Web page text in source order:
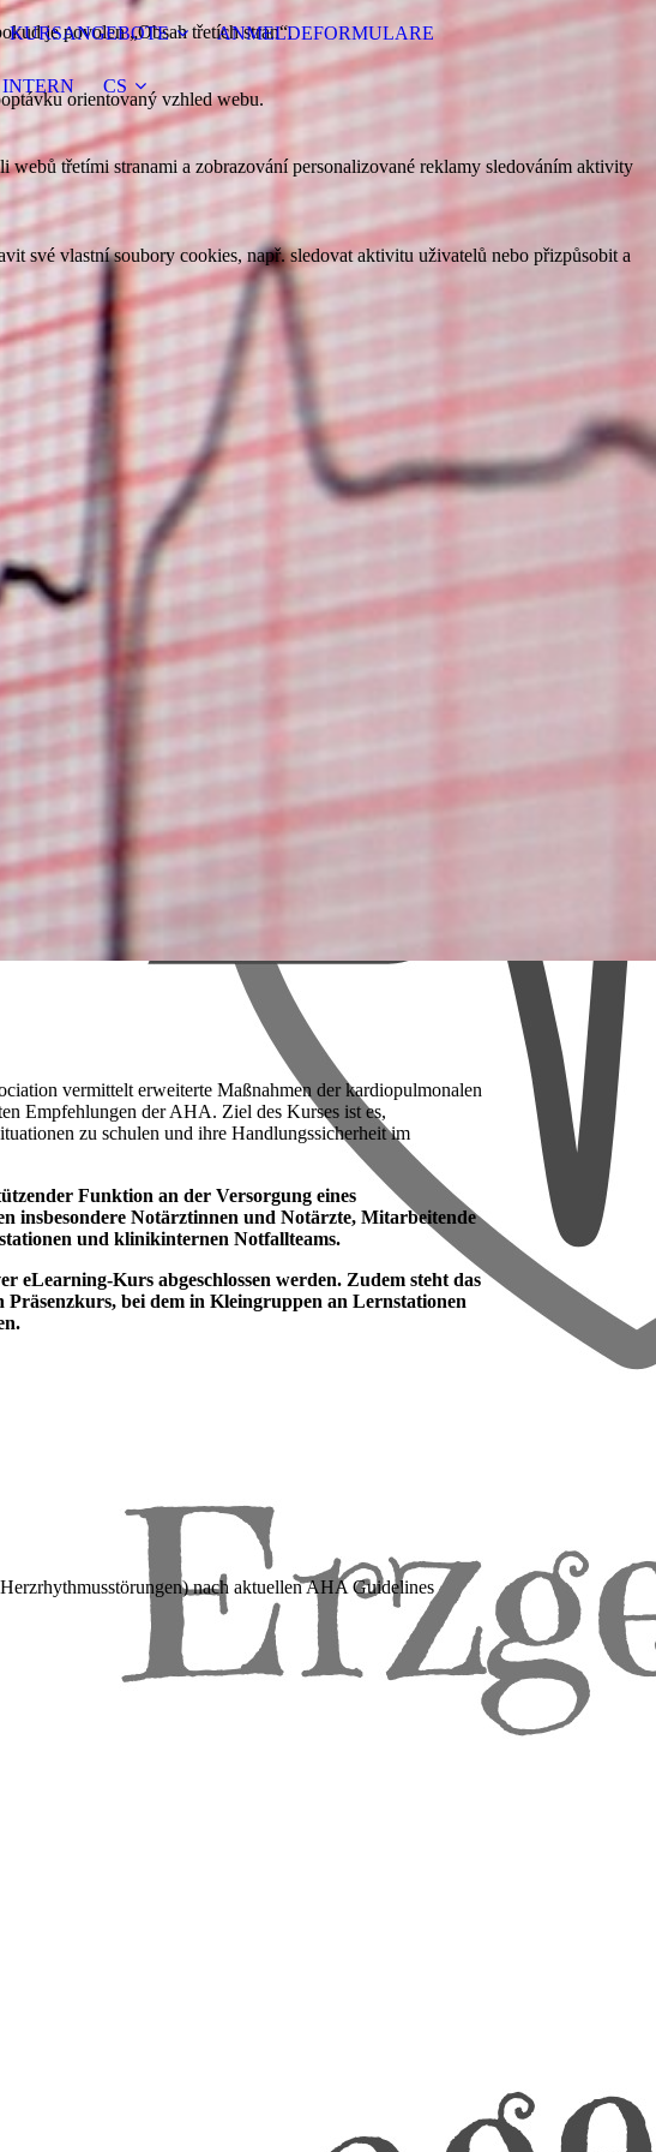
KURSANGEBOTE ANMELDEFORMULARE
INTERN CS
vermittelt erweiterte Maßnahmen der kardiopulmonalen
Empfehlungen der AHA. Ziel des Kurses ist es,
zu schulen und ihre Handlungssicherheit im
Funktion an der Versorgung eines
insbesondere Notärztinnen und Notärzte, Mitarbeitende
und klinikinternen Notfallteams.
eLearning-Kurs abgeschlossen werden. Zudem steht das
bei dem in Kleingruppen an Lernstationen
nach aktuellen AHA Guidelines
je povolen „Obsah třetích stran“.
orientovaný vzhled webu.
třetími stranami a zobrazování personalizované reklamy sledováním aktivity
své vlastní soubory cookies, např. sledovat aktivitu uživatelů nebo přizpůsobit a